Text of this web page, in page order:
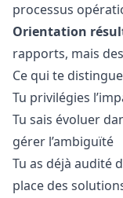
processus
Orientation
rapports, mais
Ce qui te distingue
Tu privilégies
Tu sais évoluer
gérer l’ambiguïté
Tu as déjà audité
place des